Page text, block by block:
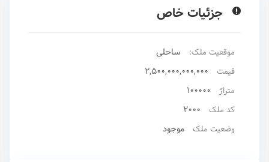
جزئیات خاص
موقعیت ملک: ساحلی
قیمت 2,500,000,000,000
متراژ 100000
کد ملک ۲۰۰۰
وضعیت ملک موجود